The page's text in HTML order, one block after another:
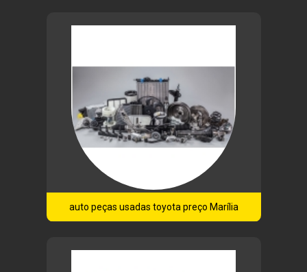
auto peças usadas toyota preço Marília